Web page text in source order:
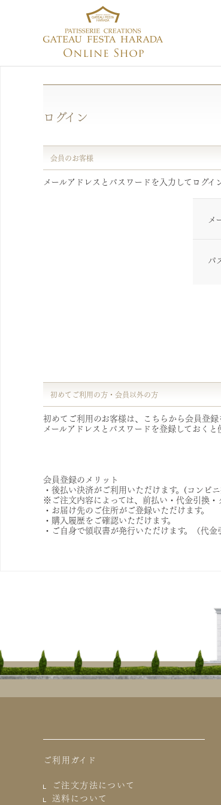
ログイン
会員のお客様
メールアドレスとパスワードを入力してログイ
メ
パ
初めてご利用の方・会員以外の方
初めてご利用のお客様は、こちらから会員登録
メールアドレスとパスワードを登録しておく
会員登録のメリット
・後払い決済がご利用いただけます。(コンビ
※ご注文内容によっては、前払い・代金引換・
・お届け先のご住所がご登録いただけます。
・購入履歴をご確認いただけます。
・ご自身で領収書が発行いただけます。（代金
ご利用ガイド
ご注文方法について
送料について